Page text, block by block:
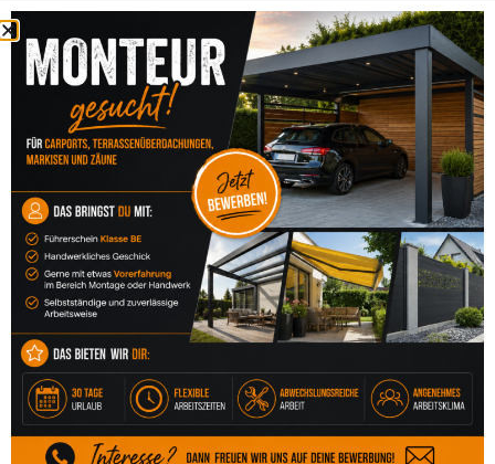
REDAKTIONELL
VERANTWORTLICH
Michael Wienstroer
VERBRAUCHER­STREIT­
BEILEGUNG/UNIVERSAL­
SCHLICHTUNGS­STELLE
Wir sind nicht bereit oder verpflichtet, an
Streitbeilegungsverfahren vor einer
Verbraucherschlichtungsstelle teilzunehmen.